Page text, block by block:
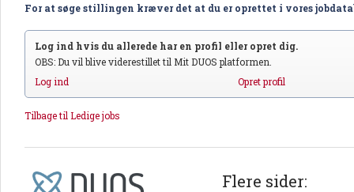
For at søge stillingen kræver det at du er oprettet i vores
Log ind hvis du allerede har en profil eller opret dig.
OBS: Du vil blive viderestillet til Mit DUOS platformen.
Log ind
Opret profil
Tilbage til Ledige jobs
Flere sider: